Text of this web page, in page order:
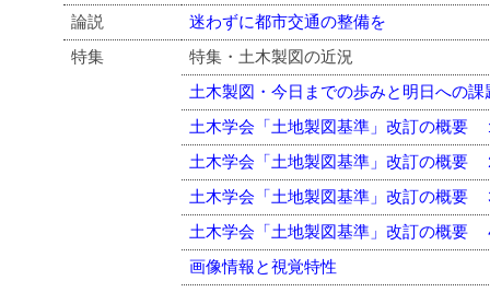
論説
迷わずに都市交通の整備を
特集
特集・土木製図の近況
土木製図・今日までの歩みと明日への課
土木学会「土地製図基準」改訂の概
土木学会「土地製図基準」改訂の概
土木学会「土地製図基準」改訂の概
土木学会「土地製図基準」改訂の概
画像情報と視覚特性